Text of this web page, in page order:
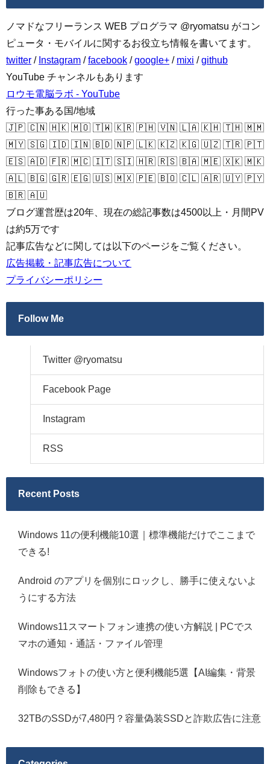
ノマドなフリーランス WEB プログラマ @ryomatsu がコン
ピュータ・モバイルに関するお役立ち情報を書いてます。
twitter / Instagram /facebook /google+ / mixi /github
YouTube チャンネルもあります
ロウモ電脳ラボ - YouTube
行った事ある国/地域
🇯🇵 🇨🇳 🇭🇰 🇲🇴 🇹🇼 🇰🇷 🇵🇭 🇻🇳 🇱🇦 🇰🇭 🇹🇭 🇲🇲
🇲🇾 🇸🇬 🇮🇩 🇮🇳 🇧🇩 🇳🇵 🇱🇰 🇰🇿 🇰🇬 🇺🇿 🇹🇷 🇵🇹
🇪🇸 🇦🇩 🇫🇷 🇲🇨 🇮🇹 🇸🇮 🇭🇷 🇷🇸 🇧🇦 🇲🇪 🇽🇰 🇲🇰
🇦🇱 🇧🇬 🇬🇷 🇪🇬 🇺🇸 🇲🇽 🇵🇪 🇧🇴 🇨🇱 🇦🇷 🇺🇾 🇵🇾
🇧🇷 🇦🇺
ブログ運営歴は20年、現在の総記事数は4500以上・月間PV
は約5万です
記事広告などに関しては以下のページをご覧ください。
広告掲載・記事広告について
プライバシーポリシー
Follow Me
Twitter @ryomatsu
Facebook Page
Instagram
RSS
Recent Posts
Windows 11の便利機能10選｜標準機能だけでここまで
できる!
Android のアプリを個別にロックし、勝手に使えないよ
うにする方法
Windows11スマートフォン連携の使い方解説 | PCでス
マホの通知・通話・ファイル管理
Windowsフォトの使い方と便利機能5選【AI編集・背景
削除もできる】
32TBのSSDが7,480円？容量偽装SSDと詐欺広告に注意